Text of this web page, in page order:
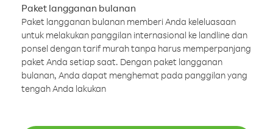
Paket langganan bulanan
Paket langganan bulanan memberi Anda keleluasaan
untuk melakukan panggilan internasional ke landline dan
ponsel dengan tarif murah tanpa harus memperpanjang
paket Anda setiap saat. Dengan paket langganan
bulanan, Anda dapat menghemat pada panggilan yang
tengah Anda lakukan